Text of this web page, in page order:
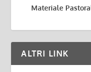
Materiale
ALTRI LINK